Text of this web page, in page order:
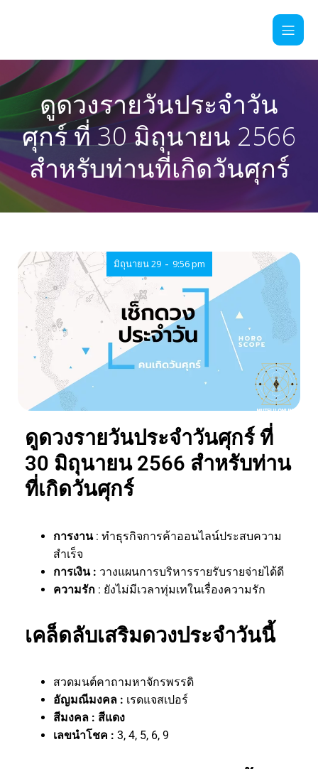
ดูดวงรายวันประจำวัน
ศุกร์ ที่ 30 มิถุนายน 2566
สำหรับท่านที่เกิดวันศุกร์
มิถุนายน 29 - 9:56 pm
ดูดวงรายวันประจำวันศุกร์ ที่
30 มิถุนายน 2566 สำหรับท่าน
ที่เกิดวันศุกร์
การงาน : ทำธุรกิจการค้าออนไลน์ประสบความ
สำเร็จ
การเงิน : วางแผนการบริหารรายรับรายจ่ายได้ดี
ความรัก : ยังไม่มีเวลาทุ่มเทในเรื่องความรัก
เคล็ดลับเสริมดวงประจำวันนี้
สวดมนต์คาถามหาจักรพรรดิ
อัญมณีมงคล : เรดแจสเปอร์
สีมงคล : สีแดง
เลขนำโชค : 3, 4, 5, 6, 9